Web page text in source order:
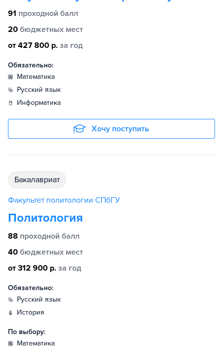
91 проходной балл
20 бюджетных мест
от 427 800 р. за год
Обязательно:
математика
русский язык
информатика
Хочу поступить
бакалавриат
Факультет политологии СПбГУ
Политология
88 проходной балл
40 бюджетных мест
от 312 900 р. за год
Обязательно:
русский язык
история
По выбору:
математика